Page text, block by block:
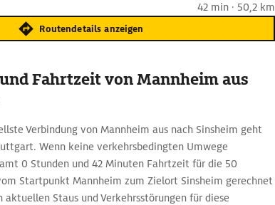
42 min · 50,2 km
Routendetails anzeigen
Fahrtzeit von Mannheim aus
Verbindung von Mannheim aus nach Sinsheim geht
Wenn keine verkehrsbedingten Umwege
0 Stunden und 42 Minuten Fahrtzeit für die 50
Startpunkt Mannheim zum Zielort Sinsheim gerechnet
aktuellen Staus und Verkehrsstörungen für diese